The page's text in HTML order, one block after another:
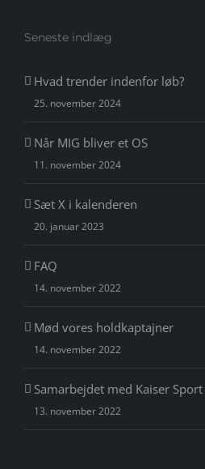
Seneste indlæg
Hvad trender indenfor løb?
25. november 2024
Når MIG bliver et OS
11. november 2024
Sæt X i kalenderen
20. januar 2023
FAQ
14. november 2022
Mød vores holdkaptajner
14. november 2022
Samarbejdet med Kaiser
13. november 2022